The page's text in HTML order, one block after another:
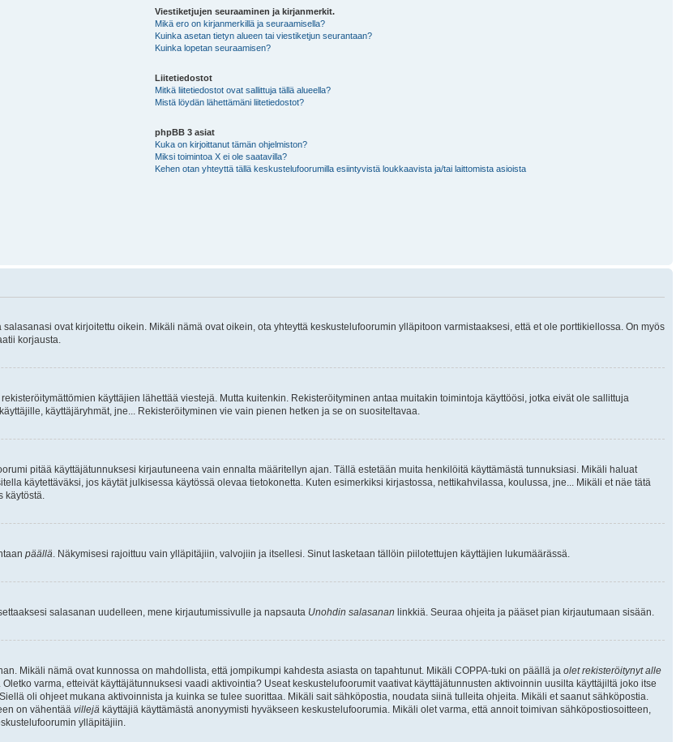
Viestiketjujen seuraaminen ja kirjanmerkit.
Mikä ero on kirjanmerkillä ja seuraamisella?
Kuinka asetan tietyn alueen tai viestiketjun seurantaan?
Kuinka lopetan seuraamisen?
Liitetiedostot
Mitkä liitetiedostot ovat sallittuja tällä alueella?
Mistä löydän lähettämäni liitetiedostot?
phpBB 3 asiat
Kuka on kirjoittanut tämän ohjelmiston?
Miksi toimintoa X ei ole saatavilla?
Kehen otan yhteyttä tällä keskustelufoorumilla esiintyvistä loukkaavista ja/tai laittomista asioista
ovat kirjoitettu oikein. Mikäli nämä ovat oikein, ota yhteyttä keskustelufoorumin ylläpitoon varmistaaksesi, että et ole porttikiellossa. On myös
korjausta.
käyttäjien lähettää viestejä. Mutta kuitenkin. Rekisteröityminen antaa muitakin toimintoja käyttöösi, jotka eivät ole sallittuja
käyttäjäryhmät, jne... Rekisteröityminen vie vain pienen hetken ja se on suositeltavaa.
pitää käyttäjätunnuksesi kirjautuneena vain ennalta määritellyn ajan. Tällä estetään muita henkilöitä käyttämästä tunnuksiasi. Mikäli haluat
käytettäväksi, jos käytät julkisessa käytössä olevaa tietokonetta. Kuten esimerkiksi kirjastossa, nettikahvilassa, koulussa, jne... Mikäli et näe tätä
päällä . Näkymisesi rajoittuu vain ylläpitäjiin, valvojiin ja itsellesi. Sinut lasketaan tällöin piilotettujen käyttäjien lukumäärässä.
salasanan uudelleen, mene kirjautumissivulle ja napsauta Unohdin salasanan linkkiä. Seuraa ohjeita ja pääset pian kirjautumaan sisään.
Mikäli nämä ovat kunnossa on mahdollista, että jompikumpi kahdesta asiasta on tapahtunut. Mikäli COPPA-tuki on päällä ja olet rekisteröitynyt alle
varma, etteivät käyttäjätunnuksesi vaadi aktivointia? Useat keskustelufoorumit vaativat käyttäjätunnusten aktivoinnin uusilta käyttäjiltä joko itse
oli ohjeet mukana aktivoinnista ja kuinka se tulee suorittaa. Mikäli sait sähköpostia, noudata siinä tulleita ohjeita. Mikäli et saanut sähköpostia.
on vähentää villejä käyttäjiä käyttämästä anonyymisti hyväkseen keskustelufoorumia. Mikäli olet varma, että annoit toimivan sähköpostiosoitteen,
ylläpitäjiin.